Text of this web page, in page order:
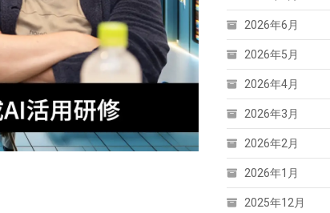
2026年6月
2026年5月
2026年4月
2026年3月
2026年2月
2026年1月
2025年12月